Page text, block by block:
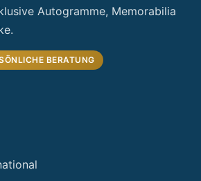
Autogramme, Memorabilia
BERATUNG